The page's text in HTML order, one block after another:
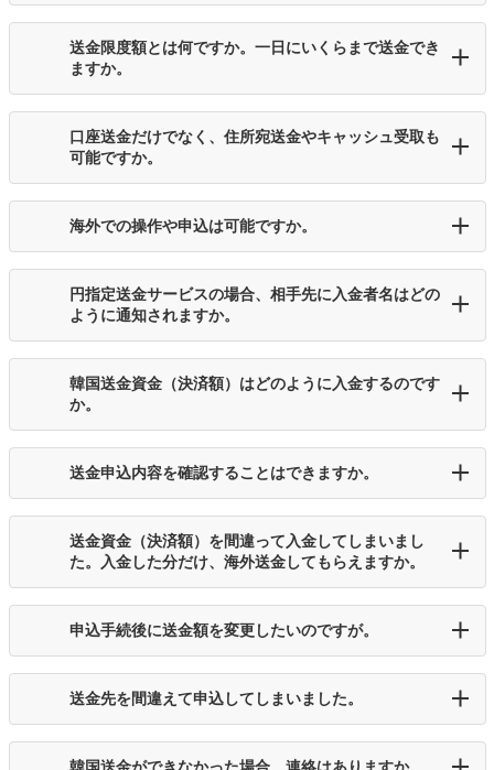
送金限度額とは何ですか。一日にいくらまで送金でき
ますか。
口座送金だけでなく、住所宛送金やキャッシュ受取も
可能ですか。
海外での操作や申込は可能ですか。
円指定送金サービスの場合、相手先に入金者名はどの
ように通知されますか。
韓国送金資金（決済額）はどのように入金するのです
か。
送金申込内容を確認することはできますか。
送金資金（決済額）を間違って入金してしまいまし
た。入金した分だけ、海外送金してもらえますか。
申込手続後に送金額を変更したいのですが。
送金先を間違えて申込してしまいました。